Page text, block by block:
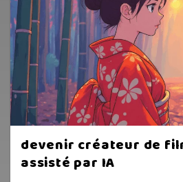
devenir créateur de
assisté par IA